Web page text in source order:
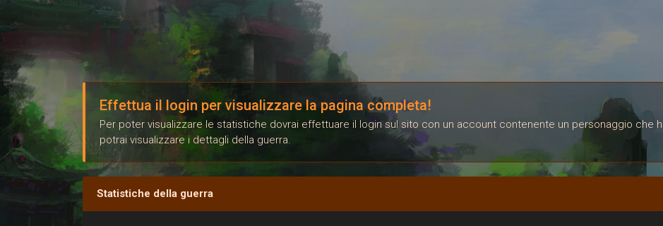
Effettua il login per visualizzare la pagina completa!
Per poter visualizzare le statistiche dovrai effettuare il login sul sito con un account contenente un personaggio che
potrai visualizzare i dettagli della guerra.
Statistiche della guerra